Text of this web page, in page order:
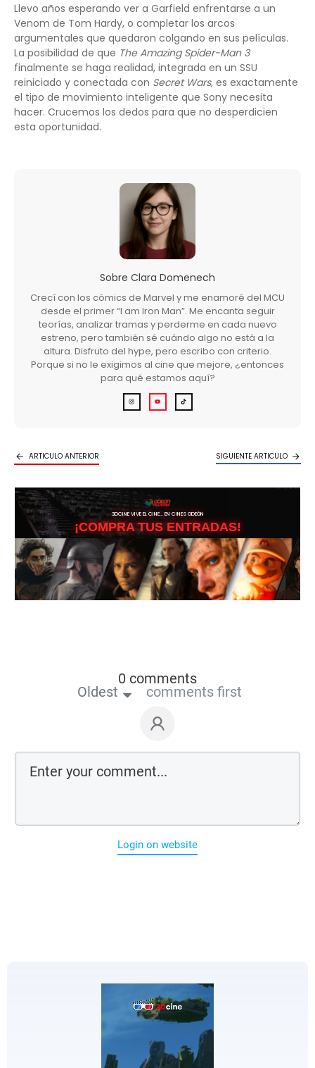
Llevo años esperando ver a Garfield enfrentarse a un
Venom de Tom Hardy, o completar los arcos
argumentales que quedaron colgando en sus películas.
La posibilidad de que The Amazing Spider-Man 3
finalmente se haga realidad, integrada en un SSU
reiniciado y conectada con Secret Wars, es exactamente
el tipo de movimiento inteligente que Sony necesita
hacer. Crucemos los dedos para que no desperdicien
esta oportunidad.
Sobre Clara Domenech
Crecí con los cómics de Marvel y me enamoré del MCU
desde el primer “I am Iron Man”. Me encanta seguir
teorías, analizar tramas y perderme en cada nuevo
estreno, pero también sé cuándo algo no está a la
altura. Disfruto del hype, pero escribo con criterio.
Porque si no le exigimos al cine que mejore, ¿entonces
para qué estamos aquí?
ARTICULO ANTERIOR SIGUIENTE ARTICULO
3DCINE VIVE EL CINE… EN CINES ODEÓN
¡COMPRA TUS ENTRADAS!
0 comments
Oldest comments first
Login on website